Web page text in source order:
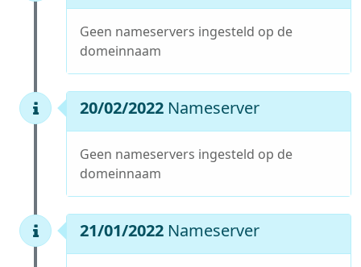
Geen nameservers ingesteld op de
domeinnaam
20/02/2022 Nameserver
Geen nameservers ingesteld op de
domeinnaam
21/01/2022 Nameserver